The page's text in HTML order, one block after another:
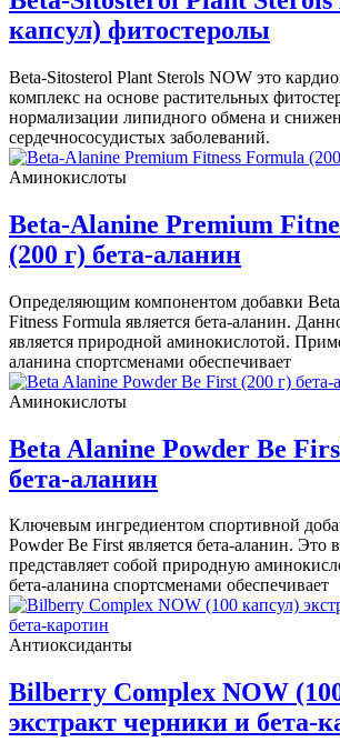
капсул) фитостеролы
Beta-Sitosterol Plant Sterols NOW это
комплекс на основе растительных
нормализации липидного обмена и
сердечнососудистых заболеваний.
Аминокислоты
Beta-Alanine Premium
(200 г) бета-аланин
Определяющим компонентом добавки
Fitness Formula является бета-аланин.
является природной аминокислотой.
аланина спортсменами обеспечивает
Аминокислоты
Beta Alanine Powder Be
бета-аланин
Ключевым ингредиентом спортивной
Powder Be First является бета-аланин. Это
представляет собой природную
бета-аланина спортсменами обеспечивает
Антиоксиданты
Bilberry Complex NOW
экстракт черники и бета-